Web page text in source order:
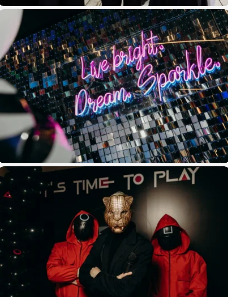
Birthday Daryna Black & White
Сценарий праздника «Восточный экспресс»